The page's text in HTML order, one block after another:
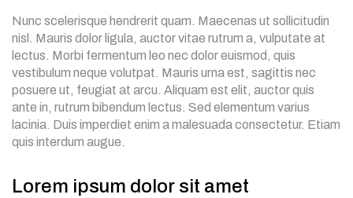
Nunc scelerisque hendrerit quam. Maecenas ut sollicitudin
nisl. Mauris dolor ligula, auctor vitae rutrum a, vulputate at
lectus. Morbi fermentum leo nec dolor euismod, quis
vestibulum neque volutpat. Mauris urna est, sagittis nec
posuere ut, feugiat at arcu. Aliquam est elit, auctor quis
ante in, rutrum bibendum lectus. Sed elementum varius
lacinia. Duis imperdiet enim a malesuada consectetur. Etiam
quis interdum augue.
Lorem ipsum dolor sit amet